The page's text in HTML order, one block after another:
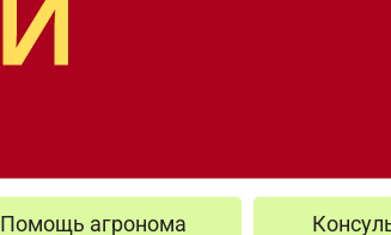
Помощь агронома